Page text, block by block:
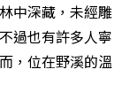
中深藏，未經雕
過也有許多人寧
，位在野溪的溫